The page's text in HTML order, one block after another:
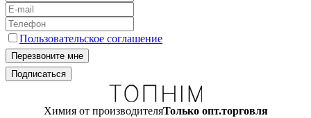
Пользовательское соглашение
Химия от производителяТолько опт.торговля